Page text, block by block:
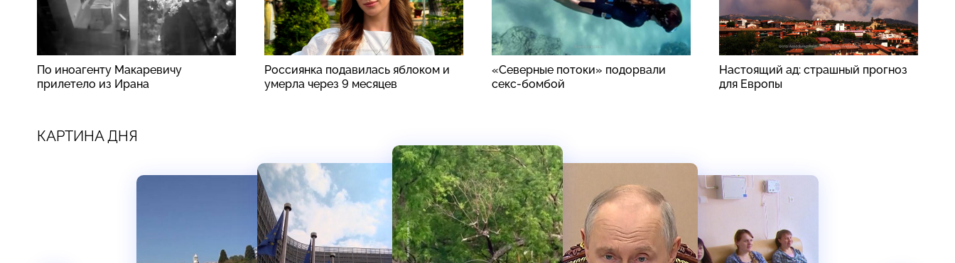
По иноагенту Макаревичу
прилетело из Ирана
Россиянка подавилась яблоком и
умерла через 9 месяцев
«Северные потоки» подорвали
секс-бомбой
Настоящий ад: страшный прогноз
для Европы
КАРТИНА ДНЯ